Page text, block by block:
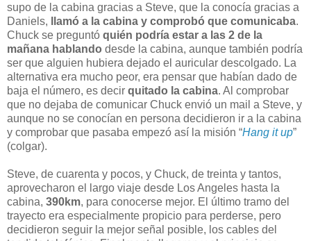
supo de la cabina gracias a Steve, que la conocía gracias a
Daniels,
llamó a la cabina y comprobó que comunicaba.
Chuck se preguntó quién podría estar a las 2 de la
mañana hablando desde la cabina, aunque también podría
ser que alguien hubiera dejado el auricular descolgado. La
alternativa era mucho peor, era pensar que habían dado de
baja el número, es decir quitado la cabina. Al comprobar
que no dejaba de comunicar Chuck envió un mail a Steve, y
aunque no se conocían en persona decidieron ir a la cabina
y comprobar que pasaba empezó así la misión “Hang it up”
(colgar).
Steve, de cuarenta y pocos, y Chuck, de treinta y tantos,
aprovecharon el largo viaje desde Los Angeles hasta la
cabina, 390km, para conocerse mejor. El último tramo del
trayecto era especialmente propicio para perderse, pero
decidieron seguir la mejor señal posible, los cables del